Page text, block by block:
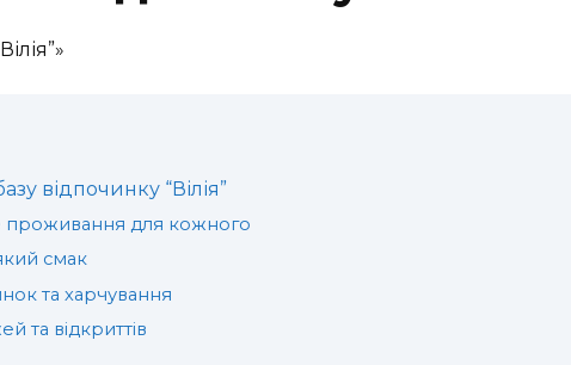
відпочинку “Вілія”
для кожного
смак
та харчування
та відкриттів